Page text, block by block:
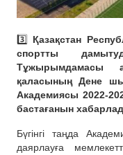
3️⃣ Қазақстан
спортты
Тұжырымдамасы
қаласының Дене
Академиясы 2022-
бастағанын
Бүгінгі таңда
даярлауға